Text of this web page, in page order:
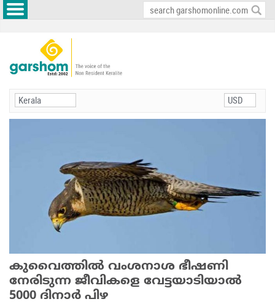
കുവൈത്തില്‍ വംശനാശ ഭീഷണി
നേരിടുന്ന ജീവികളെ വേട്ടയാടിയാല്‍
5000 ദിനാര്‍ പിഴ